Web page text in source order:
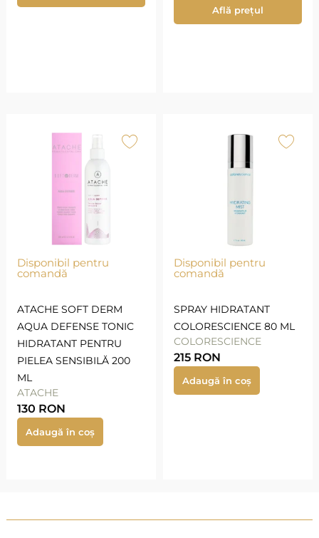
Află prețul
Disponibil pentru
comandă
ATACHE SOFT DERM
AQUA DEFENSE TONIC
HIDRATANT PENTRU
PIELEA SENSIBILĂ 200
ML
ATACHE
130 RON
Adaugă în coș
Disponibil pentru
comandă
SPRAY HIDRATANT
COLORESCIENCE 80 ML
COLORESCIENCE
215 RON
Adaugă în coș